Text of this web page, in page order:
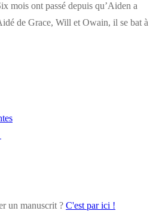
mois ont passé depuis qu’Aiden a
de Grace, Will et Owain, il se bat à
un manuscrit ? C'est par ici !